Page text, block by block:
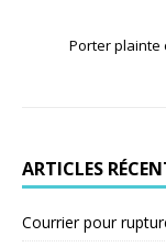
Porter plainte
ARTICLES
Courrier pour